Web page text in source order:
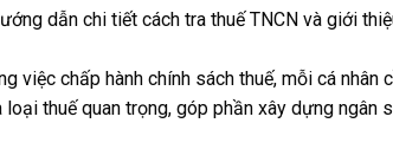
dẫn chi tiết cách tra thuế TNCN và giới
việc chấp hành chính sách thuế, mỗi cá nhân
thuế quan trọng, góp phần xây dựng ngân